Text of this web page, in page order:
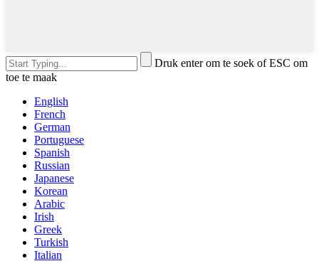
Druk enter om te soek of ESC om
toe te maak
English
French
German
Portuguese
Spanish
Russian
Japanese
Korean
Arabic
Irish
Greek
Turkish
Italian